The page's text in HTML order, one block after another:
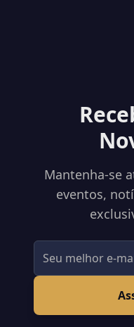
Mantenha-se
eventos,